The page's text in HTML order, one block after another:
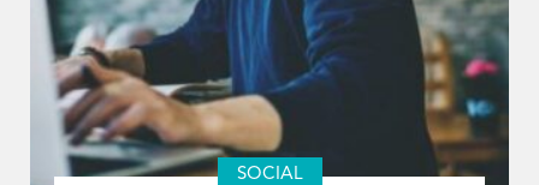
SOCIAL